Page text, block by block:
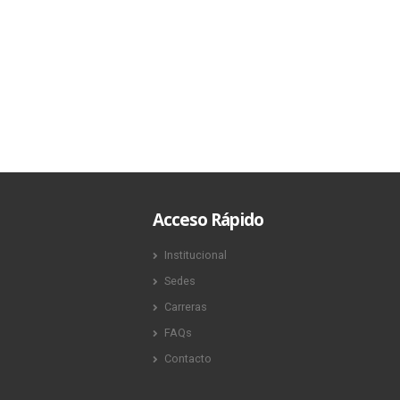
Acceso Rápido
Institucional
Sedes
Carreras
FAQs
Contacto